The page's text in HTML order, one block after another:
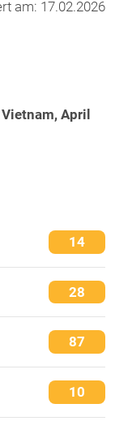
am: 17.02.2026
April
14
28
87
10